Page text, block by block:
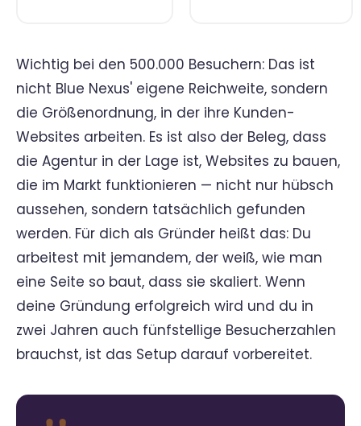
Wichtig bei den 500.000 Besuchern: Das ist
nicht Blue Nexus' eigene Reichweite, sondern
die Größenordnung, in der ihre Kunden-
Websites arbeiten. Es ist also der Beleg, dass
die Agentur in der Lage ist, Websites zu bauen,
die im Markt funktionieren — nicht nur hübsch
aussehen, sondern tatsächlich gefunden
werden. Für dich als Gründer heißt das: Du
arbeitest mit jemandem, der weiß, wie man
eine Seite so baut, dass sie skaliert. Wenn
deine Gründung erfolgreich wird und du in
zwei Jahren auch fünfstellige Besucherzahlen
brauchst, ist das Setup darauf vorbereitet.